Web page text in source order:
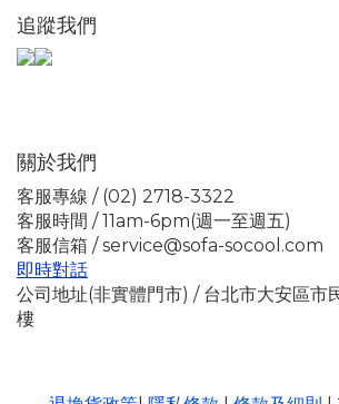
追蹤我們
關於我們
客服專線 / (02) 2718-3322
客服時間 / 11am-6pm(週一至週五)
客服信箱 / service@sofa-socool.com
即時對話
公司地址(非實體門市) / 台北市大安區市
樓